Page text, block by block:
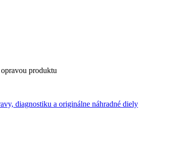
produktu
diagnostiku a originálne náhradné diely